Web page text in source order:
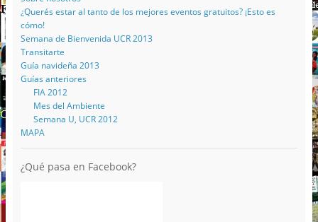
¿Querés estar al tanto de los mejores eventos gratuitos? ¡Esto es
cómo!
Semana de Bienvenida UCR 2013
Transitarte
Guía navideña 2013
Guías anteriores
FIA 2012
Mes del Ambiente
Semana U, UCR 2012
MAPA
¿Qué pasa en Facebook?